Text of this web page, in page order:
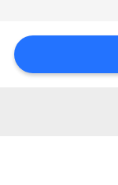
私
達